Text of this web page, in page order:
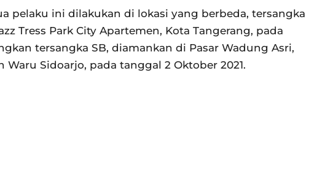
pelaku ini dilakukan di lokasi yang berbeda, tersangka
Tress Park City Apartemen, Kota Tangerang, pada
tersangka SB, diamankan di Pasar Wadung Asri,
Waru Sidoarjo, pada tanggal 2 Oktober 2021.